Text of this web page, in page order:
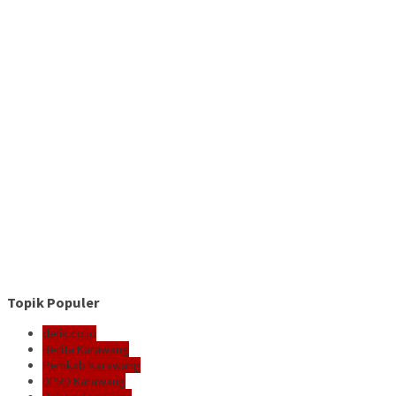
Topik Populer
delik.co.id
Berita Karawang
Pemkab Karawang
DPRD Karawang